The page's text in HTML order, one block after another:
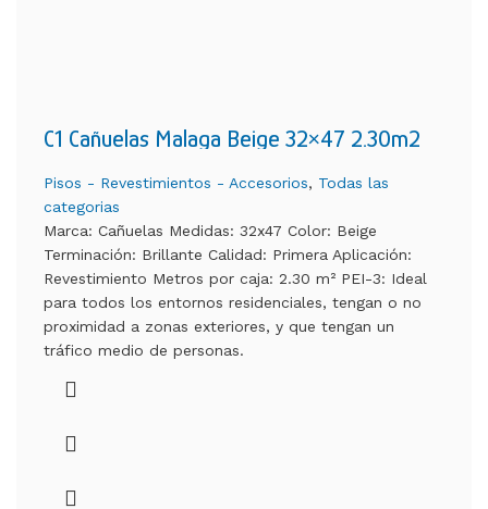
C1 Cañuelas Malaga Beige 32×47 2.30m2
Pisos - Revestimientos - Accesorios, Todas las
categorias
Marca: Cañuelas Medidas: 32x47 Color: Beige
Terminación: Brillante Calidad: Primera Aplicación:
Revestimiento Metros por caja: 2.30 m² PEI-3: Ideal
para todos los entornos residenciales, tengan o no
proximidad a zonas exteriores, y que tengan un
tráfico medio de personas.